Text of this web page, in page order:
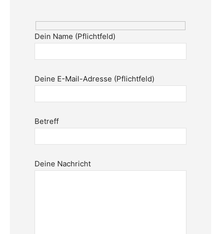
Dein Name (Pflichtfeld)
Deine E-Mail-Adresse (Pflichtfeld)
Betreff
Deine Nachricht